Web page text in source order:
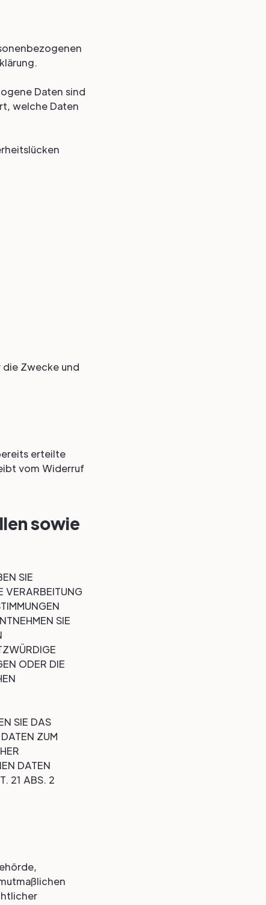
Daten sind
welche Daten
Zwecke und
erteilte
vom Widerruf
sowie
SIE
VERARBEITUNG
SIE
ODER DIE
SIE DAS
ZUM
DATEN
21 ABS. 2